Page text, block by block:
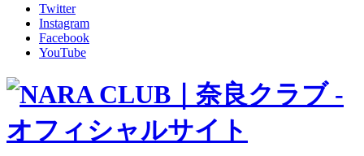
グッズ
ファンコミュニティ
普及・育成
ホームタウン
その他
2026/27トップチーム
2026/27トップチームスタッフ
Twitter
Instagram
Facebook
YouTube